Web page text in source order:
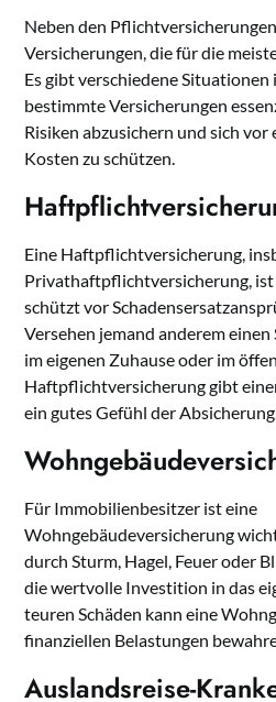
Neben den
Versicherungen, die für die
Es gibt verschiedene Situationen
bestimmte Versicherungen
Risiken abzusichern und sich
Kosten zu schützen.
Eine Haftpflichtversicherung,
Privathaftpflichtversicherung, ist
schützt vor
Versehen jemand anderem einen
im eigenen Zuhause oder im
Haftpflichtversicherung gibt
ein gutes Gefühl der
Für Immobilienbesitzer ist eine
Wohngebäudeversicherung
durch Sturm, Hagel, Feuer oder
die wertvolle Investition in das
teuren Schäden kann eine
finanziellen Belastungen
Auslandsreise-